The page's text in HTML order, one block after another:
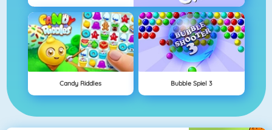
Candy Riddles Bubble Spiel 3